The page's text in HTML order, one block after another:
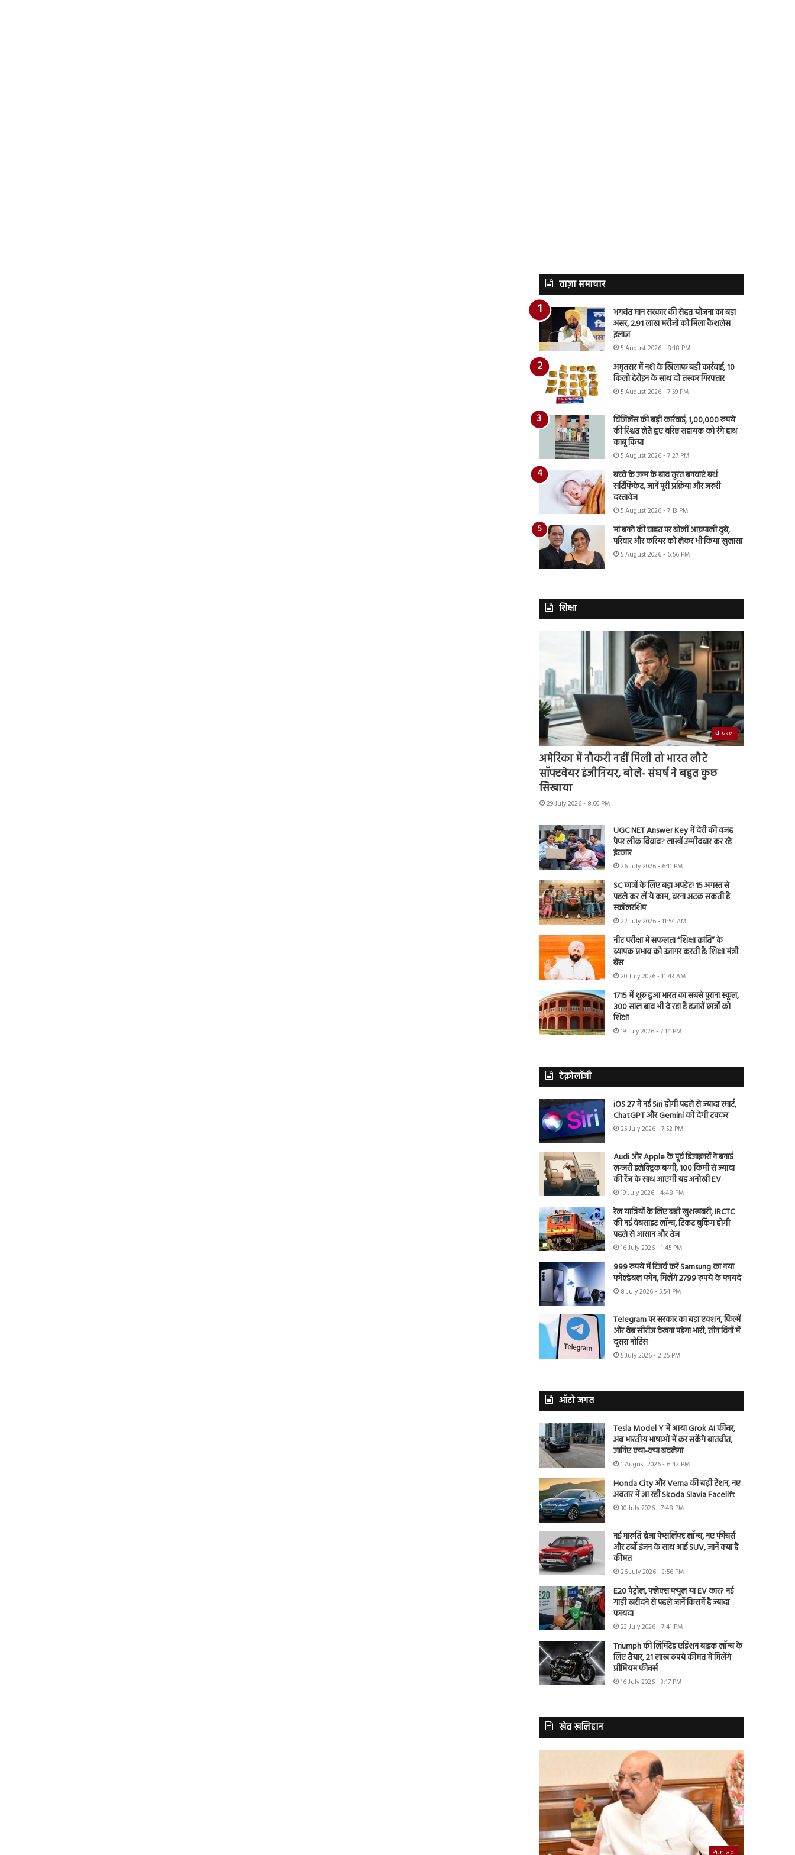
ताज़ा समाचार
भगवंत मान सरकार की सेहत योजना का बड़ा
असर, 2.91 लाख मरीजों को मिला कैशलेस
इलाज
5 August 2026 - 8:18 PM
अमृतसर में नशे के खिलाफ बड़ी कार्रवाई, 10
किलो हेरोइन के साथ दो तस्कर गिरफ्तार
5 August 2026 - 7:59 PM
विजिलेंस की बड़ी कार्रवाई, 1,00,000 रुपये
की रिश्वत लेते हुए वरिष्ठ सहायक को रंगे हाथ
काबू किया
5 August 2026 - 7:27 PM
बच्चे के जन्म के बाद तुरंत बनवाएं बर्थ
सर्टिफिकेट, जानें पूरी प्रक्रिया और जरूरी
दस्तावेज
5 August 2026 - 7:13 PM
मां बनने की चाहत पर बोलीं आम्रपाली दुबे,
परिवार और करियर को लेकर भी किया खुलासा
5 August 2026 - 6:56 PM
शिक्षा
वायरल
अमेरिका में नौकरी नहीं मिली तो भारत लौटे
सॉफ्टवेयर इंजीनियर, बोले- संघर्ष ने बहुत कुछ
सिखाया
29 July 2026 - 8:00 PM
UGC NET Answer Key में देरी की वजह
पेपर लीक विवाद? लाखों उम्मीदवार कर रहे
इंतजार
26 July 2026 - 6:11 PM
SC छात्रों के लिए बड़ा अपडेट! 15 अगस्त से
पहले कर लें ये काम, वरना अटक सकती है
स्कॉलरशिप
22 July 2026 - 11:54 AM
नीट परीक्षा में सफलता “शिक्षा क्रांति” के
व्यापक प्रभाव को उजागर करती है: शिक्षा मंत्री
बैंस
20 July 2026 - 11:43 AM
1715 में शुरू हुआ भारत का सबसे पुराना स्कूल,
300 साल बाद भी दे रहा है हजारों छात्रों को
शिक्षा
19 July 2026 - 7:14 PM
टेक्नोलॉजी
iOS 27 में नई Siri होगी पहले से ज्यादा स्मार्ट,
ChatGPT और Gemini को देगी टक्कर
25 July 2026 - 7:52 PM
Audi और Apple के पूर्व डिजाइनरों ने बनाई
लग्जरी इलेक्ट्रिक बग्गी, 100 किमी से ज्यादा
की रेंज के साथ आएगी यह अनोखी EV
19 July 2026 - 4:48 PM
रेल यात्रियों के लिए बड़ी खुशखबरी, IRCTC
की नई वेबसाइट लॉन्च, टिकट बुकिंग होगी
पहले से आसान और तेज
16 July 2026 - 1:45 PM
999 रुपये में रिजर्व करें Samsung का नया
फोल्डेबल फोन, मिलेंगे 2799 रुपये के फायदे
8 July 2026 - 5:54 PM
Telegram पर सरकार का बड़ा एक्शन, फिल्में
और वेब सीरीज देखना पड़ेगा भारी, तीन दिनों में
दूसरा नोटिस
5 July 2026 - 2:25 PM
ऑटो जगत
Tesla Model Y में आया Grok AI फीचर,
अब भारतीय भाषाओं में कर सकेंगे बातचीत,
जानिए क्या-क्या बदलेगा
1 August 2026 - 6:42 PM
Honda City और Verna की बढ़ी टेंशन, नए
अवतार में आ रही Skoda Slavia Facelift
30 July 2026 - 7:48 PM
नई मारुति ब्रेजा फेसलिफ्ट लॉन्च, नए फीचर्स
और टर्बो इंजन के साथ आई SUV, जानें क्या है
कीमत
26 July 2026 - 3:56 PM
E20 पेट्रोल, फ्लेक्स फ्यूल या EV कार? नई
गाड़ी खरीदने से पहले जानें किसमें है ज्यादा
फायदा
23 July 2026 - 7:41 PM
Triumph की लिमिटेड एडिशन बाइक लॉन्च के
लिए तैयार, 21 लाख रुपये कीमत में मिलेंगे
प्रीमियम फीचर्स
16 July 2026 - 3:17 PM
खेत खलिहान
Punjab